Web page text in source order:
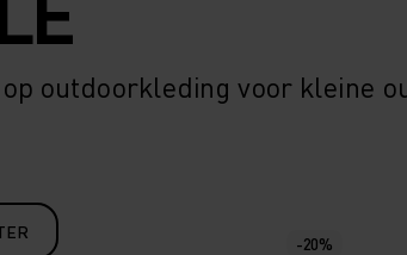
outdoorkleding voor kleine
-20%